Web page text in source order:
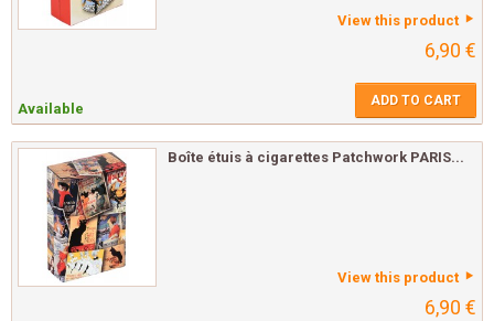
View this product
6,90 €
Available ADD TO CART
Boîte étuis à cigarettes Patchwork PARIS...
View this product
6,90 €